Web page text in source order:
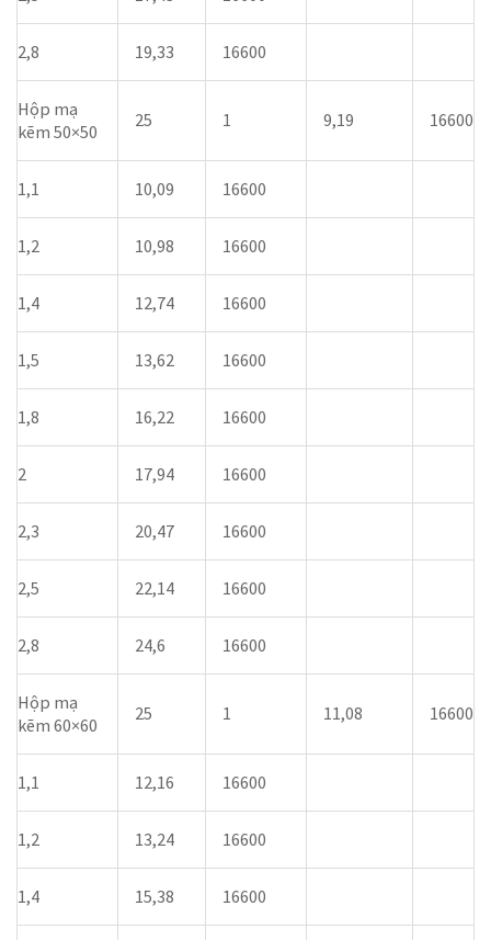
2,8 19,33 16600
Hộp mạ
kẽm 50×50
25 1 9,19 16600
1,1 10,09 16600
1,2 10,98 16600
1,4 12,74 16600
1,5 13,62 16600
1,8 16,22 16600
2 17,94 16600
2,3 20,47 16600
2,5 22,14 16600
2,8 24,6 16600
Hộp mạ
kẽm 60×60
25 1 11,08 16600
1,1 12,16 16600
1,2 13,24 16600
1,4 15,38 16600